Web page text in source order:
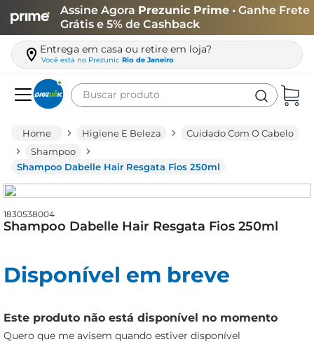
Assine Agora Prezunic Prime • Ganhe Frete
Grátis e 5% de Cashback
Entrega em casa ou retire em loja?
Você está no Prezunic Rio de Janeiro
Buscar produto
Higiene E Beleza
Cuidado Com O Cabelo
Shampoo
Shampoo Dabelle Hair Resgata Fios 250ml
1830538004
Shampoo Dabelle Hair Resgata Fios 250ml
Disponível em breve
Este produto não está disponível no momento
Quero que me avisem quando estiver disponível
leite
queijo
arroz
iogurte
papel higiênico